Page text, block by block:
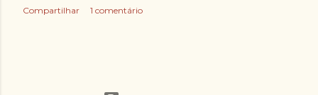
Compartilhar 1 comentário